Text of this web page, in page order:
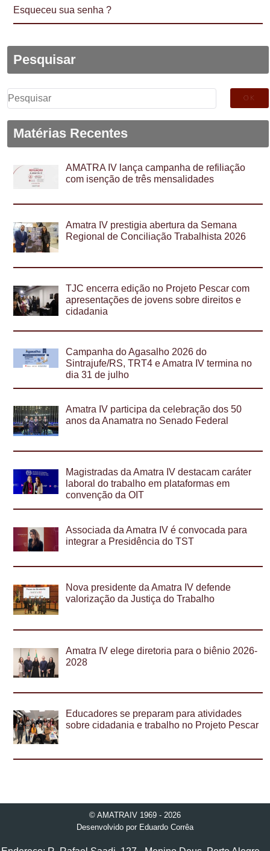
Esqueceu sua senha ?
Pesquisar
Pesquisar
por:
Matérias Recentes
AMATRA IV lança campanha de refiliação
com isenção de três mensalidades
Amatra IV prestigia abertura da Semana
Regional de Conciliação Trabalhista 2026
TJC encerra edição no Projeto Pescar com
apresentações de jovens sobre direitos e
cidadania
Campanha do Agasalho 2026 do
Sintrajufe/RS, TRT4 e Amatra IV termina no
dia 31 de julho
Amatra IV participa da celebração dos 50
anos da Anamatra no Senado Federal
Magistradas da Amatra IV destacam caráter
laboral do trabalho em plataformas em
convenção da OIT
Associada da Amatra IV é convocada para
integrar a Presidência do TST
Nova presidente da Amatra IV defende
valorização da Justiça do Trabalho
Amatra IV elege diretoria para o biênio 2026-
2028
Educadores se preparam para atividades
sobre cidadania e trabalho no Projeto Pescar
© AMATRAIV 1969 - 2026
Desenvolvido por Eduardo Corrêa